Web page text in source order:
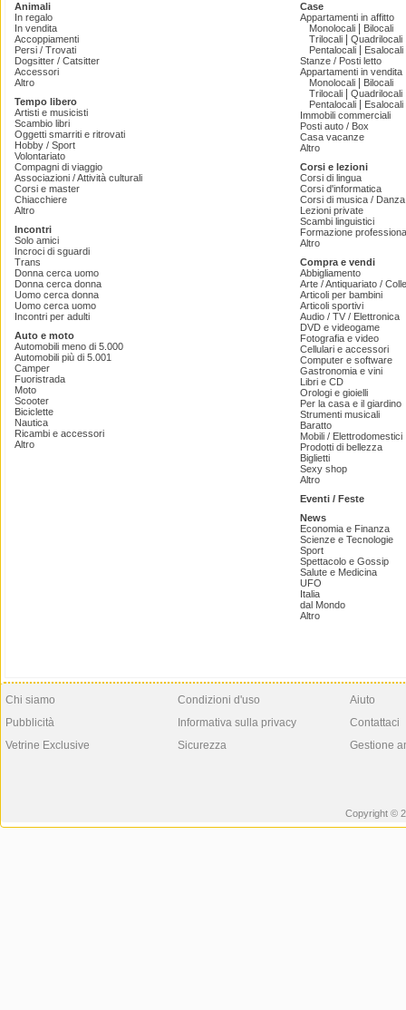
Animali
In regalo
In vendita
Accoppiamenti
Persi / Trovati
Dogsitter / Catsitter
Accessori
Altro
Tempo libero
Artisti e musicisti
Scambio libri
Oggetti smarriti e ritrovati
Hobby / Sport
Volontariato
Compagni di viaggio
Associazioni / Attività culturali
Corsi e master
Chiacchiere
Altro
Incontri
Solo amici
Incroci di sguardi
Trans
Donna cerca uomo
Donna cerca donna
Uomo cerca donna
Uomo cerca uomo
Incontri per adulti
Auto e moto
Automobili meno di 5.000
Automobili più di 5.001
Camper
Fuoristrada
Moto
Scooter
Biciclette
Nautica
Ricambi e accessori
Altro
Case
Appartamenti in affitto
Monolocali
Bilocali
Trilocali
Quadrilocali
Pentalocali
Esalocali
Stanze / Posti letto
Appartamenti in vendita
Monolocali
Bilocali
Trilocali
Quadrilocali
Pentalocali
Esalocali
Immobili commerciali
Posti auto / Box
Casa vacanze
Altro
Corsi e lezioni
Corsi di lingua
Corsi d'informatica
Corsi di musica /
Lezioni private
Scambi linguistici
Formazione
Altro
Compra e vendi
Abbigliamento
Arte / Antiquariato /
Articoli per bambini
Articoli sportivi
Audio / TV / Elettronica
DVD e videogame
Fotografia e video
Cellulari e accessori
Computer e software
Gastronomia e vini
Libri e CD
Orologi e gioielli
Per la casa e il giardino
Strumenti musicali
Baratto
Mobili / Elettrodomestici
Prodotti di bellezza
Biglietti
Sexy shop
Altro
Eventi / Feste
News
Economia e Finanza
Scienze e Tecnologie
Sport
Spettacolo e Gossip
Salute e Medicina
UFO
Italia
dal Mondo
Altro
Chi siamo
Pubblicità
Vetrine Exclusive
Condizioni d'uso
Informativa sulla privacy
Sicurezza
Aiuto
Contattaci
Gestione
Copyright ©